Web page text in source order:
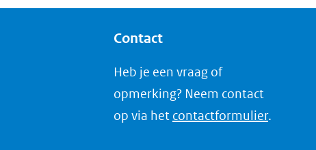
Contact
Heb je een vraag of
opmerking? Neem contact
op via het contactformulier.